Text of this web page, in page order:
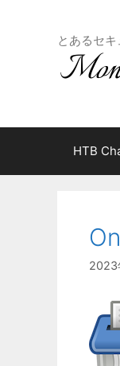
ス
とあるセ
HTB
2023